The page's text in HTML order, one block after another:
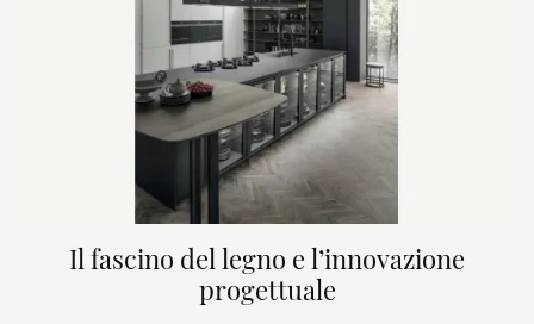
Il fascino del legno e l’innovazione
progettuale